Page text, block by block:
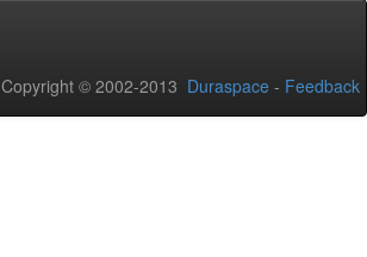
Copyright © 2002-2013 Duraspace - Feedback